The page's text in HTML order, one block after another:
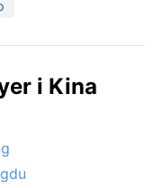
i Kina